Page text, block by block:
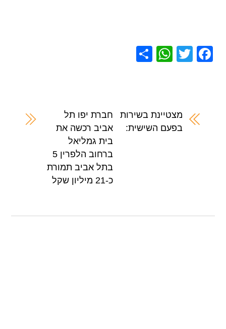
F
b
T
W
A
p
מצטיינת בשירות
בפעם השישית:
חברת יפו תל
אביב רכשה את
בית גמליאל
ברחוב הלפרין 5
בתל אביב תמורת
כ-21 מיליון שקל